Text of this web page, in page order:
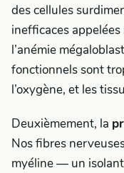
des cellules
inefficaces
l’anémie
fonctionnels sont
l’oxygène, et les
Deuxièmement, la
Nos fibres
myéline — un